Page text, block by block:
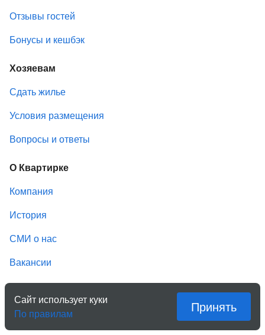
Отзывы гостей
Бонусы и кешбэк
Хозяевам
Сдать жилье
Условия размещения
Вопросы и ответы
О Квартирке
Компания
История
СМИ о нас
Вакансии
Сайт использует куки
По правилам
Принять